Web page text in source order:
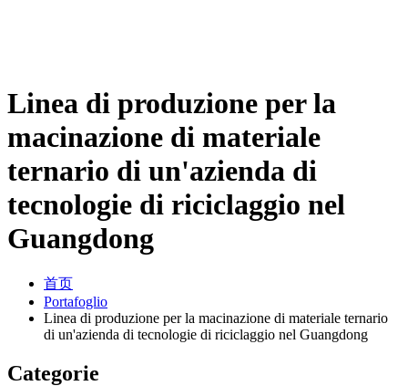
Linea di produzione per la
macinazione di materiale
ternario di un'azienda di
tecnologie di riciclaggio nel
Guangdong
首页
Portafoglio
Linea di produzione per la macinazione di materiale ternario
di un'azienda di tecnologie di riciclaggio nel Guangdong
Categorie